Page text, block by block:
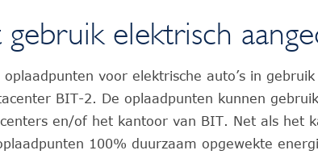
elektrisch
voor elektrische auto’s in
BIT-2. De oplaadpunten kunnen
en/of het kantoor van BIT. Net als het
100% duurzaam opgewekte